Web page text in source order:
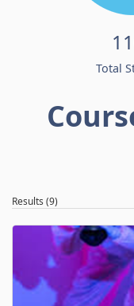
Total
Results (9)